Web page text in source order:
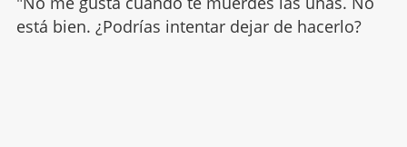
está bien. ¿Podrías intentar dejar de hacerlo?